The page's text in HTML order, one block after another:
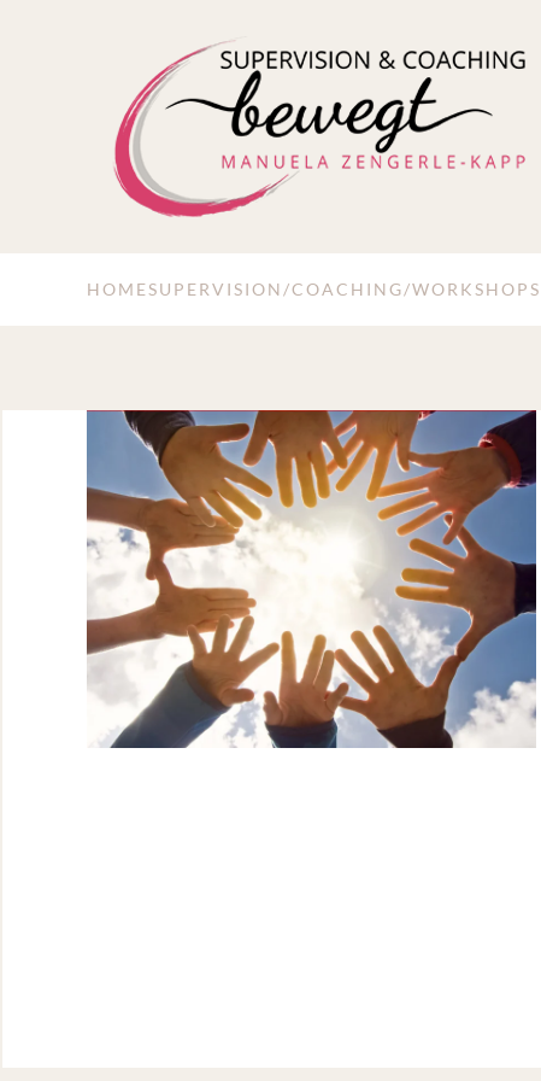
Skip to main content
HOMESUPERVISION/COACHING/WORKSHOPS